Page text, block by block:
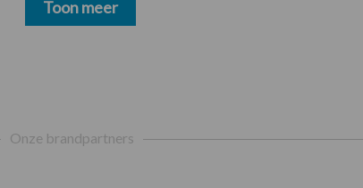
Toon meer
Onze brandpartners